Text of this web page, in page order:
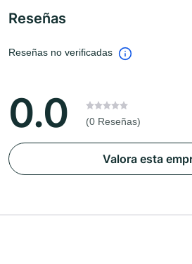
Reseñas
Reseñas no verificadas
0.0 (0 Reseñas)
Valora esta